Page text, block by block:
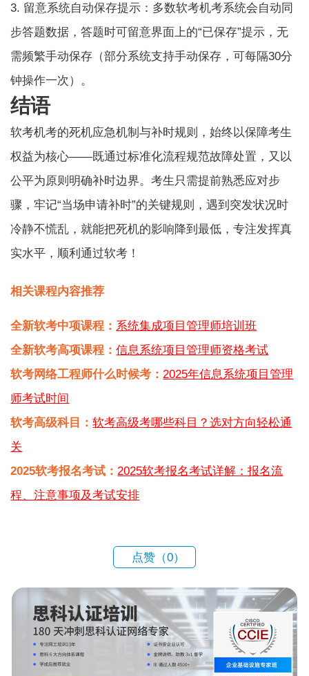
3. 留意系统自动保存提示：多数软考机考系统会自动同
步答题数据，答题时可留意界面上的“已保存”提示，无
需频繁手动保存（部分系统支持手动保存，可每隔30分
钟操作一次）。
结语
软考机考的死机应急机制与补时规则，始终以保障考生
权益为核心——既通过标准化流程规范故障处置，又以
公平为原则明确补时边界。考生只需提前熟悉应对步
骤，牢记“当场申请补时”的关键规则，遇到突发状况时
冷静不慌乱，就能把死机的影响降到最低，专注发挥真
实水平，顺利通过软考！
相关课程内容推荐
全新软考中项课程： 系统集成项目管理师培训班
全新软考高项课程：信息系统项目管理师资格考试
软考网络工程师什么时候考： 2025年信息系统项目管理
师考试时间
软考高级科目：软考高级考哪些科目？选对方向轻松通
关
2025软考报名考试： 2025软考报名考试详解：报名流
程、注意事项及考试安排
点赞（0）